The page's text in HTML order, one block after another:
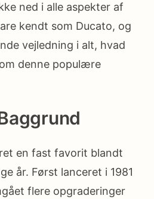
ned i alle aspekter af
kendt som Ducato, og
vejledning i alt, hvad
denne populære
en fast favorit blandt
år. Først lanceret i 1981
flere opgraderinger